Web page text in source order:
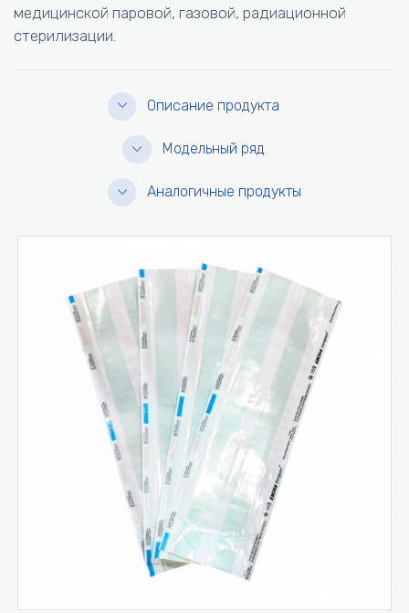
медицинской паровой, газовой, радиационной
стерилизации.
Описание продукта
Модельный ряд
Аналогичные продукты